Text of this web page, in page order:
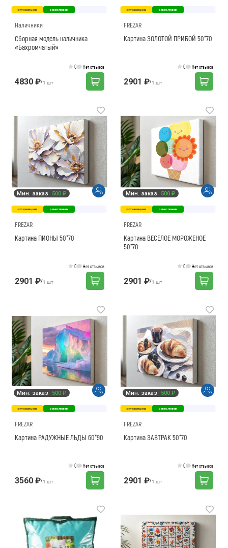
оптовая цена ремесленник
Наличники
Сборная модель наличника
«Бахромчатый»
0 Нет отзывов
4830 ₽/1 шт
оптовая цена ремесленник
FREZAR
Картина ЗОЛОТОЙ ПРИБОЙ 50*70
0 Нет отзывов
2901 ₽/1 шт
Мин. заказ 500 ₽
оптовая цена ремесленник
FREZAR
Картина ПИОНЫ 50*70
0 Нет отзывов
2901 ₽/1 шт
Мин. заказ 500 ₽
оптовая цена ремесленник
FREZAR
Картина ВЕСЕЛОЕ МОРОЖЕНОЕ
50*70
0 Нет отзывов
2901 ₽/1 шт
Мин. заказ 500 ₽
оптовая цена ремесленник
FREZAR
Картина РАДУЖНЫЕ ЛЬДЫ 60*90
0 Нет отзывов
3560 ₽/1 шт
Мин. заказ 500 ₽
оптовая цена ремесленник
FREZAR
Картина ЗАВТРАК 50*70
0 Нет отзывов
2901 ₽/1 шт